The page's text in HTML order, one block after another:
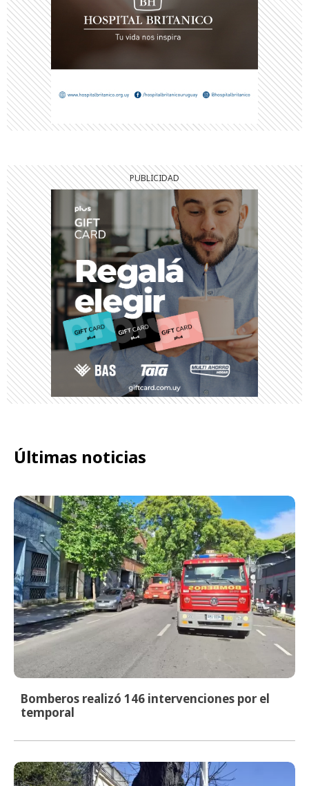
Últimas noticias
Bomberos realizó 146 intervenciones por el
temporal